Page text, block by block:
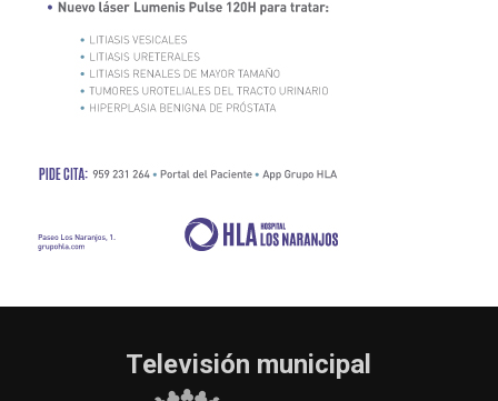
Televisión municipal